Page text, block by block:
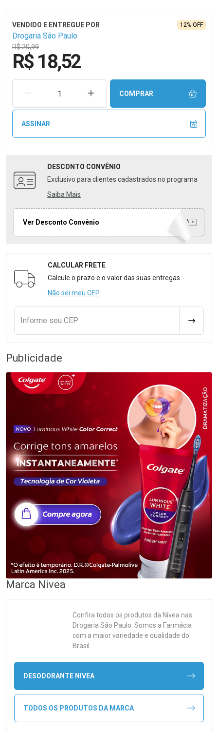
Drogaria São Paulo
R$ 20,99
12% OFF
R$ 18,52
REMOVER UMA UNIDADEAUMENTAR UMA UNIDADE
COMPRAR
ASSINAR
DESCONTO CONVÊNIO
Exclusivo para clientes cadastrados no programa
Saiba Mais
Ver Desconto Convênio
Formulário para Calcular o Frete
CALCULAR FRETE
Calcule o prazo e o valor das suas entregas
Não sei meu CEP
Informe seu CEP
Publicidade
Marca Nivea
Confira todos os produtos da Nivea nas
Drogaria São Paulo. Somos a Farmácia
com a maior variedade e qualidade do
Brasil.
DESODORANTE NIVEA
TODOS OS PRODUTOS DA MARCA